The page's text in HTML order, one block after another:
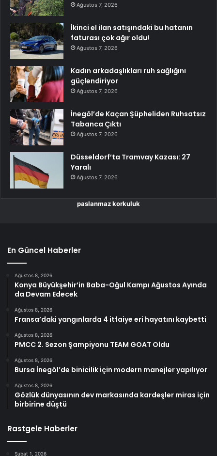
Ağustos 7, 2026
İkinci el ilan satışındaki bu hatanın
faturası çok ağır oldu!
Ağustos 7, 2026
Kadın arkadaşlıkları ruh sağlığını
güçlendiriyor
Ağustos 7, 2026
İnegöl’de Kaçan Şüpheliden Ruhsatsız
Tabanca Çıktı
Ağustos 7, 2026
Düsseldorf’ta Tramvay Kazası: 27
Yaralı
Ağustos 7, 2026
paslanmaz korkuluk
En Güncel Haberler
Ağustos 8, 2026
Konya Büyükşehir’in Baba-Oğul Kampı Ağustos Ayında
da Devam Edecek
Ağustos 8, 2026
Fransa’daki yangınlarda 4 itfaiye eri hayatını kaybetti
Ağustos 8, 2026
PMCC 2. Sezon Şampiyonu TEAM GOAT Oldu
Ağustos 8, 2026
Bursa İnegöl’de binicilik için modern manejler yapılıyor
Ağustos 8, 2026
Gözlük dünyasının dev markasında kardeşler miras için
birbirine düştü
Rastgele Haberler
Şubat 1, 2026